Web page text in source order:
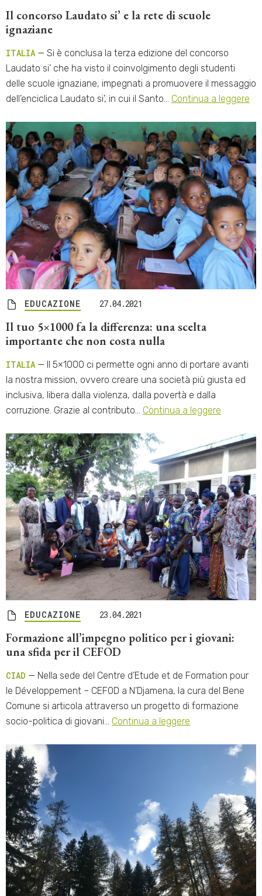
Il concorso Laudato si’ e la rete di scuole
ignaziane
ITALIA — Si è conclusa la terza edizione del concorso
Laudato si’ che ha visto il coinvolgimento degli studenti
delle scuole ignaziane, impegnati a promuovere il messaggio
dell’enciclica Laudato si’, in cui il Santo… Continua a leggere
EDUCAZIONE 27.04.2021
Il tuo 5×1000 fa la differenza: una scelta
importante che non costa nulla
ITALIA — Il 5×1000 ci permette ogni anno di portare avanti
la nostra mission, ovvero creare una società più giusta ed
inclusiva, libera dalla violenza, dalla povertà e dalla
corruzione. Grazie al contributo… Continua a leggere
EDUCAZIONE 23.04.2021
Formazione all’impegno politico per i giovani:
una sfida per il CEFOD
CIAD — Nella sede del Centre d’Etude et de Formation pour
le Développement – CEFOD a N’Djamena, la cura del Bene
Comune si articola attraverso un progetto di formazione
socio-politica di giovani… Continua a leggere